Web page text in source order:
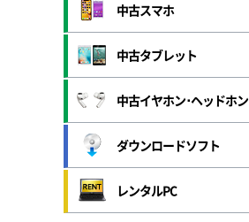
中古スマホ
中古タブレット
中古イヤホン･ヘッドホン
ダウンロードソフト
レンタルPC